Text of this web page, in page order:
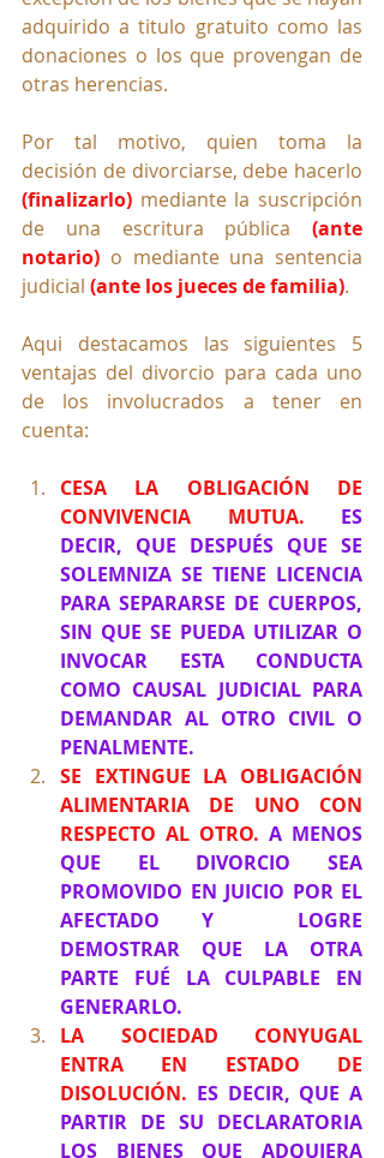
adquirido a titulo gratuito como las
donaciones o los que provengan de
otras herencias.
Por tal motivo, quien toma la
(finalizarlo) mediante la suscripción
de una escritura pública (ante
notario) o mediante una sentencia
judicial (ante los jueces de familia).
Aqui destacamos las siguientes 5
ventajas del divorcio para cada uno
de los involucrados a tener en
cuenta:
CESA LA OBLIGACIÓN DE
CONVIVENCIA MUTUA. ES
DECIR, QUE DESPUÉS QUE SE
SOLEMNIZA SE TIENE LICENCIA
PARA SEPARARSE DE CUERPOS,
SIN QUE SE PUEDA UTILIZAR O
INVOCAR ESTA CONDUCTA
COMO CAUSAL JUDICIAL PARA
DEMANDAR AL OTRO CIVIL O
PENALMENTE.
SE EXTINGUE LA OBLIGACIÓN
ALIMENTARIA DE UNO CON
RESPECTO AL OTRO. A MENOS
QUE EL DIVORCIO SEA
PROMOVIDO EN JUICIO POR EL
AFECTADO Y  LOGRE
DEMOSTRAR QUE LA OTRA
PARTE FUÉ LA CULPABLE EN
GENERARLO.
LA SOCIEDAD CONYUGAL
ENTRA EN ESTADO DE
DISOLUCIÓN. ES DECIR, QUE A
PARTIR DE SU DECLARATORIA
LOS BIENES QUE ADQUIERA